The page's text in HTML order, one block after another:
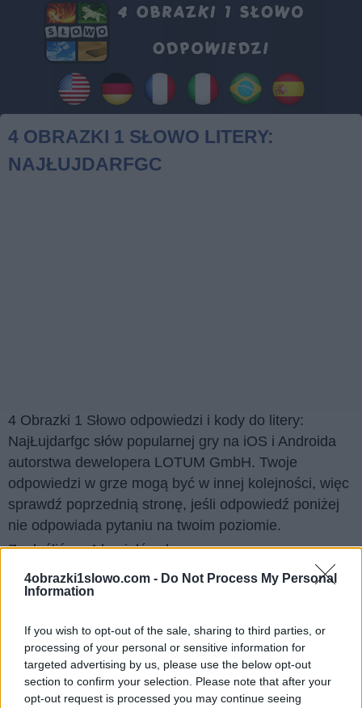
4obrazki1slowo.com - Do Not Process My Personal
Information
If you wish to opt-out of the sale, sharing to third parties, or
processing of your personal or sensitive information for
targeted advertising by us, please use the below opt-out
section to confirm your selection. Please note that after your
opt-out request is processed you may continue seeing
4 OBRAZKI 1 SŁOWO LITERY:
NAJŁUJDARFGC
4 Obrazki 1 Słowo odpowiedzi i kody do litery:
NajŁujdarfgc słów popularnej gry na iOS i Androida
autorstwa dewelopera LOTUM GmbH. Twoje
odpowiedzi w grze mogą być w innej kolejności, więc
sprawdź poprzednią stronę, jeśli odpowiedź poniżej
nie odpowiada pytaniu na twoim poziomie.
Znaleźliśmy 4 łamigłówek.
Wyszukaj według liter, wprowadź
wszystkie litery:
Wyszukaj
według
liter,
Szukaj
Kliknij na zdjęcie, aby zobaczyć odpowiedź.